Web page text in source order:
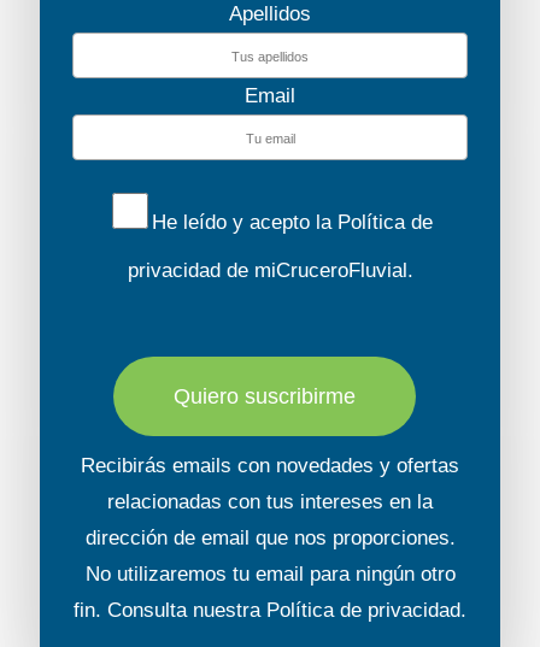
Apellidos
Email
He leído y acepto la Política de
privacidadde miCruceroFluvial.
Quiero suscribirme
Recibirás emails con novedades y ofertas
relacionadas con tus intereses en la
dirección de email que nos proporciones.
No utilizaremos tu email para ningún otro
fin. Consulta nuestra Política de privacidad.